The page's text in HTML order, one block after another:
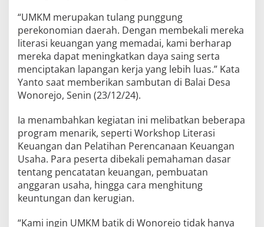
“UMKM merupakan tulang punggung
perekonomian daerah. Dengan membekali mereka
literasi keuangan yang memadai, kami berharap
mereka dapat meningkatkan daya saing serta
menciptakan lapangan kerja yang lebih luas.” Kata
Yanto saat memberikan sambutan di Balai Desa
Wonorejo, Senin (23/12/24).
Ia menambahkan kegiatan ini melibatkan beberapa
program menarik, seperti Workshop Literasi
Keuangan dan Pelatihan Perencanaan Keuangan
Usaha. Para peserta dibekali pemahaman dasar
tentang pencatatan keuangan, pembuatan
anggaran usaha, hingga cara menghitung
keuntungan dan kerugian.
“Kami ingin UMKM batik di Wonorejo tidak hanya